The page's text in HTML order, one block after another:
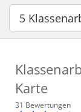
5
Karte
31 Bewertungen